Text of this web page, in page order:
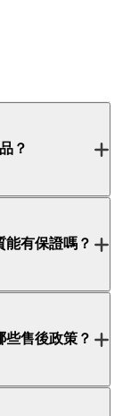
？
有保證嗎？
售後政策？